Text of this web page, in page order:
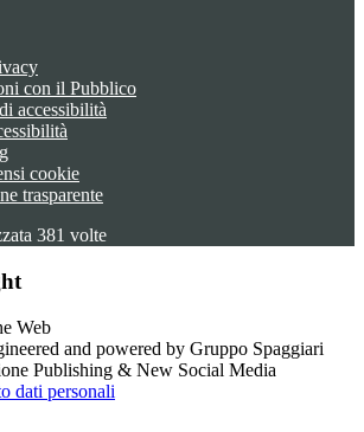
con il Pubblico
accessibilità
cookie
trasparente
381 volte
and powered by Gruppo Spaggiari
Publishing & New Social Media
dati personali